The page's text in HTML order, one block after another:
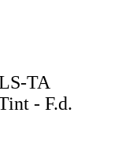
TA
- F.d.